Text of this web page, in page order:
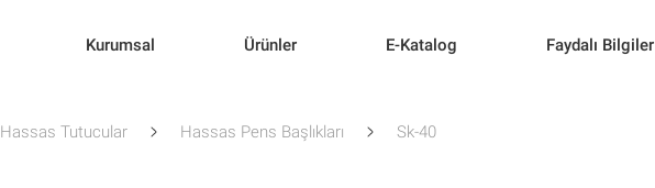
Kurumsal Ürünler E-Katalog Faydalı Bilgiler
Hassas Tutucular Hassas Pens Başlıkları Sk-40